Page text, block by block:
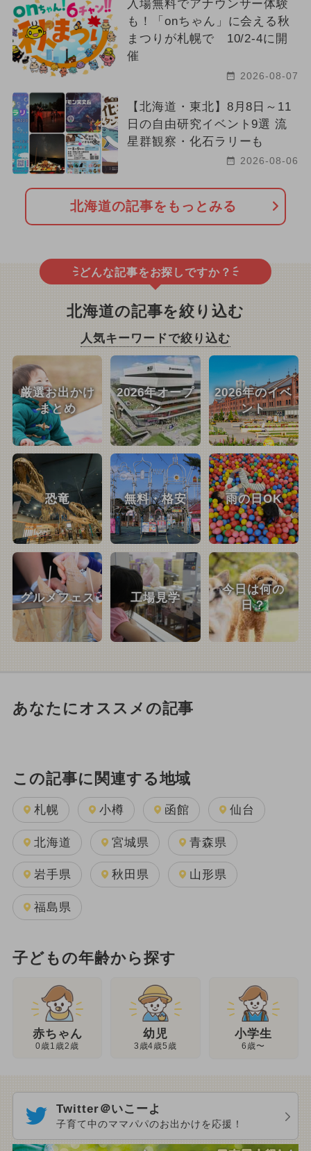
入場無料でアナウンサー体験
も！「onちゃん」に会える秋
まつりが札幌で 10/2-4に開
催
2026-08-07
【北海道・東北】8月8日～11
日の自由研究イベント9選 流
星群観察・化石ラリーも
2026-08-06
北海道の記事をもっとみる
どんな記事をお探しですか？
北海道の記事を絞り込む
人気キーワードで絞り込む
厳選お出かけ
まとめ
2026年オープ
ン
2026年のイベ
ント
恐竜 無料・格安 雨の日OK
グルメフェス 工場見学
今日は何の
日？
あなたにオススメの記事
この記事に関連する地域
札幌 小樽 函館 仙台
北海道 宮城県 青森県
岩手県 秋田県 山形県
福島県
子どもの年齢から探す
赤ちゃん
0歳1歳2歳
幼児
3歳4歳5歳
小学生
6歳〜
Twitter＠いこーよ
子育て中のママパパのお出かけを応援！